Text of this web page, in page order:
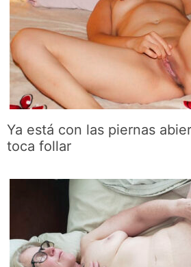
Ya está con las piernas
toca follar